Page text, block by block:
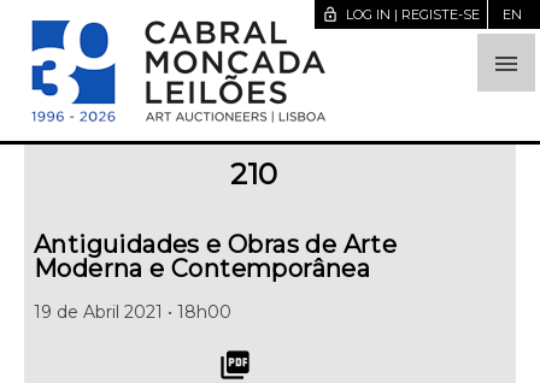

lock_open LOG IN | REGISTE-SE EN
210
Antiguidades e Obras de Arte
Moderna e Contemporânea
19 de Abril 2021 • 18h00
picture_as_pdf